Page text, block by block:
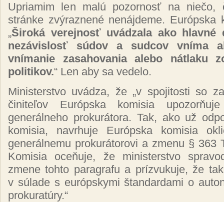
Upriamim len malú pozornosť na niečo,
stránke zvýraznené nenájdeme. Európska
„Široká verejnosť uvádzala ako hlavné
nezávislosť súdov a sudcov vníma
vnímanie zasahovania alebo nátlaku
politikov.“ Len aby sa vedelo.
Ministerstvo uvádza, že „v spojitosti so
činiteľov Európska komisia
generálneho prokurátora. Tak, ako už
komisia, navrhuje Európska komisia
generálnemu prokurátorovi a zmenu § 363
Komisia oceňuje, že ministerstvo
zmene tohto paragrafu a prízvukuje, že
v súlade s európskymi štandardami o
prokuratúry.“